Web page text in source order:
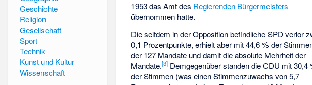
Geschichte
Religion
Gesellschaft
Sport
Technik
Kunst und Kultur
Wissenschaft
1953 das Amt des Regierenden Bürgermeisters
übernommen hatte.
Die seitdem in der Opposition befindliche SPD verlor
0,1 Prozentpunkte, erhielt aber mit 44,6 % der
der 127 Mandate und damit die absolute Mehrheit der
Mandate.[3] Demgegenüber standen die CDU mit 30,4
der Stimmen (was einen Stimmenzuwachs von 5,7